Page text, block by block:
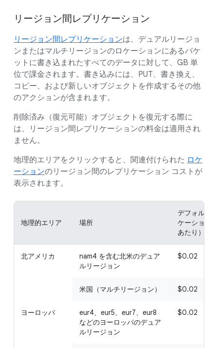
リージョン間レプリケーション
リージョン間レプリケーションは、デュアルリージョ
ンまたはマルチリージョンのロケーションにあるバケ
ットに書き込まれたすべてのデータに対して、GB 単
位で課金されます。書き込みには、PUT、書き換え、
コピー、および新しいオブジェクトを作成するその他
のアクションが含まれます。
削除済み（復元可能）オブジェクトを復元する際に
は、リージョン間レプリケーションの料金は適用され
ません。
地理的エリアをクリックすると、関連付けられた ロケ
ーションのリージョン間のレプリケーション コストが
表示されます。
地理的エリア 場所
デフォルト
ケーション
あたり）
北アメリカ
nam4 を含む北米のデュア
ルリージョン
$0.02
米国（マルチリージョン） $0.02
ヨーロッパ
eur4、eur5、eur7、eur8
などのヨーロッパのデュア
ルリージョン
$0.02